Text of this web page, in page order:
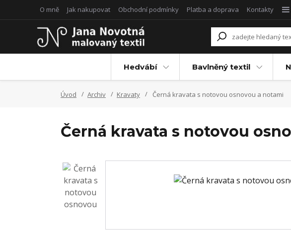
O mně Jak nakupovat Obchodní podmínky Platba a doprava Kontakty
Hedvábí Bavlněný textil
Úvod Archiv Kravaty Černá kravata s notovou osnovou a notami
Černá kravata s notovou